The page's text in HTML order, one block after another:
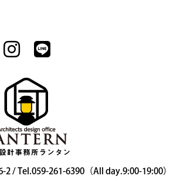
/ Tel.059-261-6390（All day.9:00-19:00）